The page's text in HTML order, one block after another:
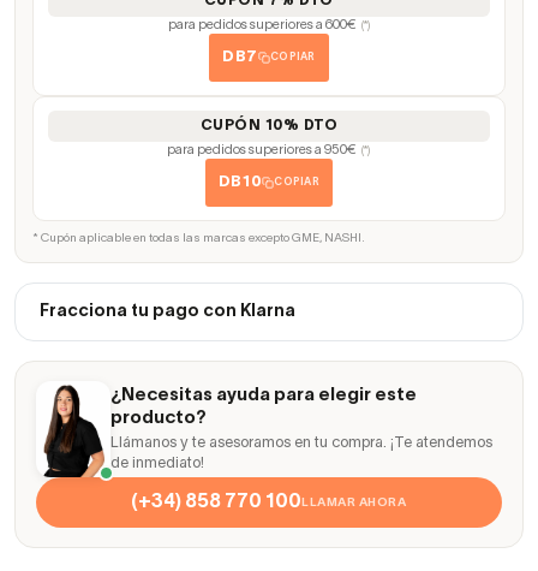
para pedidos superiores a 600€ (*)
DB7 COPIAR
CUPÓN 10% DTO
para pedidos superiores a 950€ (*)
DB10 COPIAR
* Cupón aplicable en todas las marcas excepto GME, NASHI.
Fracciona tu pago con Klarna
¿Necesitas ayuda para elegir este
producto?
Llámanos y te asesoramos en tu compra. ¡Te atendemos
de inmediato!
(+34) 858 770 100LLAMAR AHORA